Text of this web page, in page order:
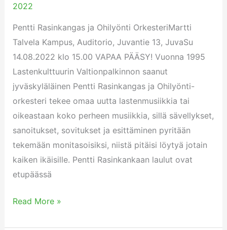
2022
Pentti Rasinkangas ja Ohilyönti OrkesteriMartti
Talvela Kampus, Auditorio, Juvantie 13, JuvaSu
14.08.2022 klo 15.00 VAPAA PÄÄSY! Vuonna 1995
Lastenkulttuurin Valtionpalkinnon saanut
jyväskyläläinen Pentti Rasinkangas ja Ohilyönti-
orkesteri tekee omaa uutta lastenmusiikkia tai
oikeastaan koko perheen musiikkia, sillä sävellykset,
sanoitukset, sovitukset ja esittäminen pyritään
tekemään monitasoisiksi, niistä pitäisi löytyä jotain
kaiken ikäisille. Pentti Rasinkankaan laulut ovat
etupäässä
Orkesteri
Martti
Talvela
kampuksella
su
14.08.2022
Read More »